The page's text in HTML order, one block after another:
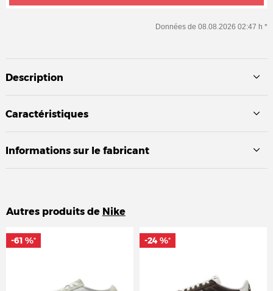
Données de 08.08.2026 02:47 h *
Description
Caractéristiques
Informations sur le fabricant
Autres produits de Nike
-61 %*
-61 %* -24 %*
-24 %*